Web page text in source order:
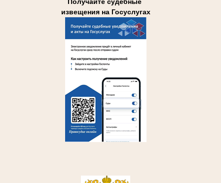
Получайте судебные
извещения на Госуслугах